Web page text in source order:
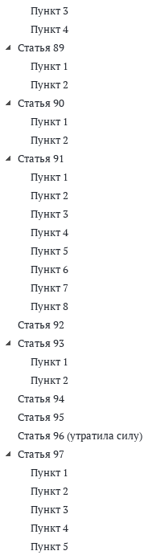
Пункт 3
Пункт 4
Статья 89
Пункт 1
Пункт 2
Статья 90
Пункт 1
Пункт 2
Статья 91
Пункт 1
Пункт 2
Пункт 3
Пункт 4
Пункт 5
Пункт 6
Пункт 7
Пункт 8
Статья 92
Статья 93
Пункт 1
Пункт 2
Статья 94
Статья 95
Статья 96 (утратила силу)
Статья 97
Пункт 1
Пункт 2
Пункт 3
Пункт 4
Пункт 5